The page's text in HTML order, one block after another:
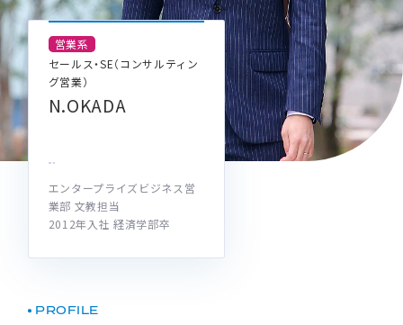
営業系
セールス・SE（コンサルティン
グ営業）
N.OKADA
エンタープライズビジネス営
業部 文教担当
2012年入社 経済学部卒
PROFILE